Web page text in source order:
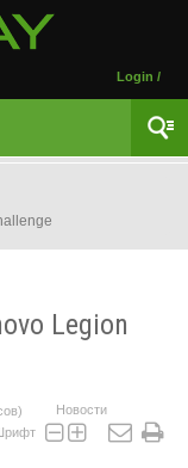
Login /
Legion
Новости